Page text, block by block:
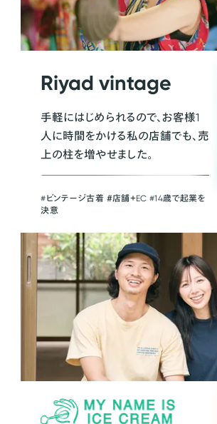
Riyad vintage
手軽にはじめられるので、お客様1
人に時間をかける私の店舗でも、売
上の柱を増やせました。
#ビンテージ古着 ＃店舗＋EC #14歳で起業を
決意